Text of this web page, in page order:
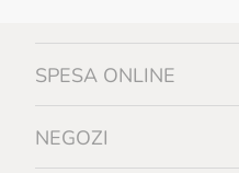
SPESA ONLINE
NEGOZI